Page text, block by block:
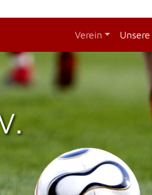
Verein